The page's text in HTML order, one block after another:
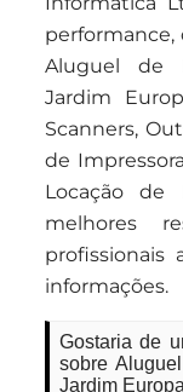
performance,
Aluguel de
Jardim
Scanners,
de
Locação de
melhores
profissionais
informações.
Gostaria de
sobre
Jardim